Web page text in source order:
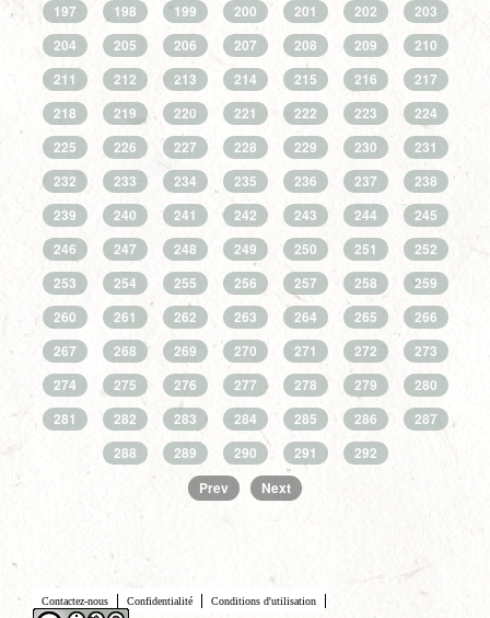
197
198 199 200 201 202
203
204
205 206 207 208 209
210
211
212 213 214 215 216
217
218
219 220 221 222 223
224
225
226 227 228 229 230
231
232
233 234 235 236 237
238
239
240 241 242 243 244
245
246
247 248 249 250 251
252
253
254 255 256 257 258
259
260
261 262 263 264 265
266
267
268 269 270 271 272
273
274
275 276 277 278 279
280
281
282 283 284 285 286
287
288
289 290 291
292
Prev
Next
Contactez-nous Confidentialité Conditions d'utilisation